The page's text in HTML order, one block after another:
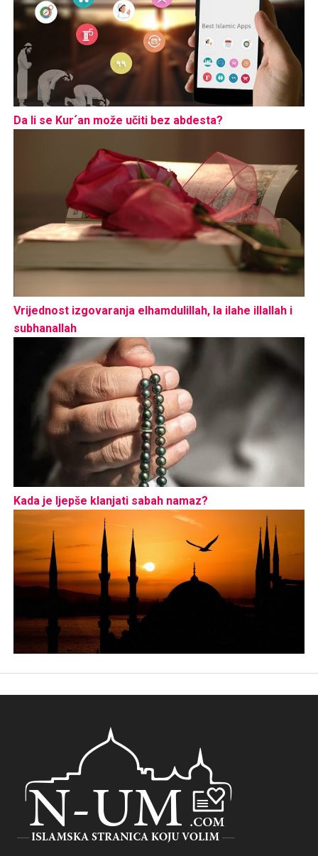
Da li se Kur´an može učiti bez abdesta?
Vrijednost izgovaranja elhamdulillah, la ilahe illallah i
subhanallah
Kada je ljepše klanjati sabah namaz?